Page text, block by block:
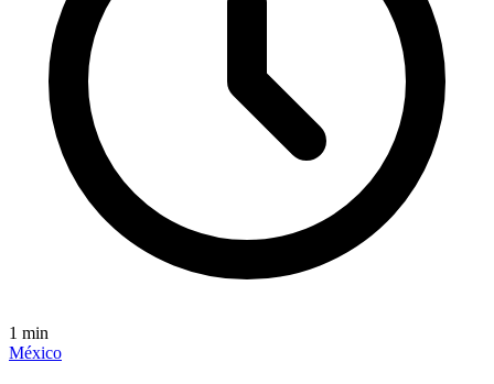
1 min
México